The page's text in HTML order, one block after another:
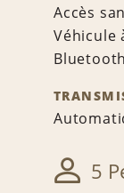
Accès
Véhicule
Bluetooth
5